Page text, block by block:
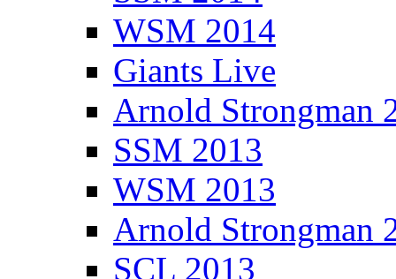
WSM 2014
Giants Live
Arnold Strongman
SSM 2013
WSM 2013
Arnold Strongman
SCL 2013